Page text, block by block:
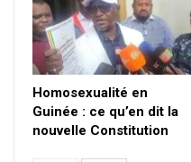
Homosexualité en
Guinée : ce qu’en dit la
nouvelle Constitution